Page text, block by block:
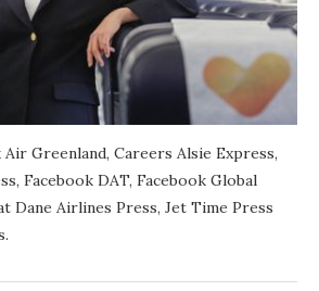
Air Greenland, Careers Alsie Express,
Facebook DAT, Facebook Global
Dane Airlines Press, Jet Time Press